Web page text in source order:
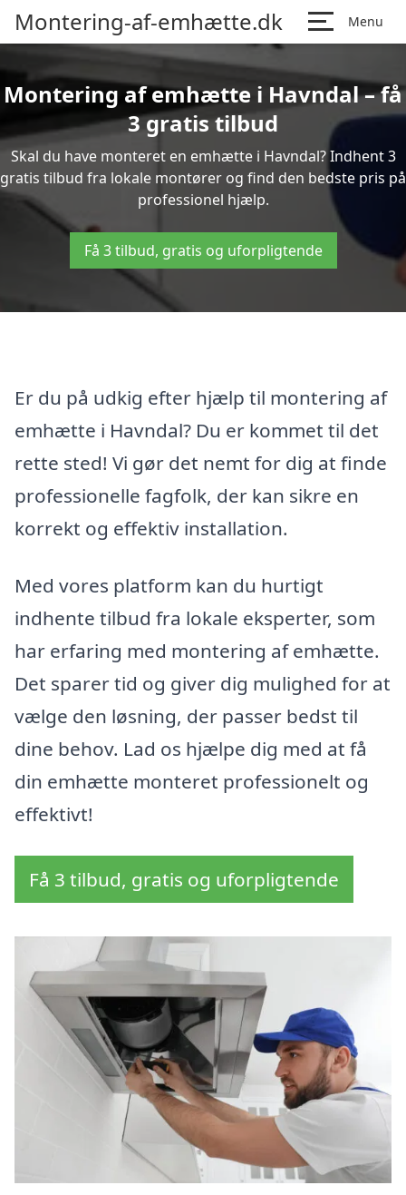
Montering-af-emhætte.dk Menu
Montering af emhætte i Havndal – få
3 gratis tilbud
Skal du have monteret en emhætte i Havndal? Indhent 3
gratis tilbud fra lokale montører og find den bedste pris på
professionel hjælp.
Få 3 tilbud, gratis og uforpligtende
Er du på udkig efter hjælp til montering af
emhætte i Havndal? Du er kommet til det
rette sted! Vi gør det nemt for dig at finde
professionelle fagfolk, der kan sikre en
korrekt og effektiv installation.
Med vores platform kan du hurtigt
indhente tilbud fra lokale eksperter, som
har erfaring med montering af emhætte.
Det sparer tid og giver dig mulighed for at
vælge den løsning, der passer bedst til
dine behov. Lad os hjælpe dig med at få
din emhætte monteret professionelt og
effektivt!
Få 3 tilbud, gratis og uforpligtende